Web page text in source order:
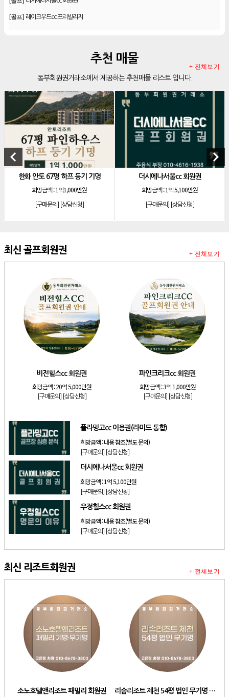
[골프]
[골프]
리솜리조트 제천 54평 법인 무기명 회원제
안토리조트 130평 개인 무기명
[리조트]한화 안토 77평 등기 기명
[리조트]한화 안토 67평 하프 등기 기명
[리조트]한화리조트 스위트 회원제 무기명
[리조트]
소노호텔앤리조트 로얄 회원제 기명
소노호텔앤리조트 로얄 회원제 기명
[리조트]소노호텔앤리조트 골드 등기 기명
소노호텔앤리조트 스위트 등기 기명
소노호텔앤리조트 이그제큐티브 무기명 회원제
[골프] 아시아나cc 회원권
발리오스cc 회원권 종류
소노호텔앤리조트 패밀리 등기 무기명
파인크리크cc 회원권
소노호텔앤리조트 패밀리 회원권
추천 매물
동부회원권거래소에서 제공하는 추천매물 리스트 입니다.
+ 전체보기
keyboard_arrow_left
한화 안토 67평 하프 등기 기명
희망금액 :1억1,000만원
[구매문의][상담신청]
더시에나서울cc 회원권
희망금액 :1억 5,100만원
[구매문의][상담신청]
keyboard_arrow_right
최신 골프회원권
비전힐스cc 회원권
희망금액 :20억 5,000만원
[구매문의] [상담신청]
파인크리크cc 회원권
희망금액 :3억 1,000만원
[구매문의] [상담신청]
플라밍고cc 이용권(라미드 통합)
희망금액 :내용 참조(별도 문의)
[구매문의] [상담신청]
더시에나서울cc 회원권
희망금액 :1억 5,100만원
[구매문의] [상담신청]
우정힐스cc 회원권
희망금액 :내용 참조(별도 문의)
[구매문의] [상담신청]
+ 전체보기
최신 리조트회원권
소노호텔앤리조트 패밀리 회원권 리솜리조트 제천 54평 법인 무기명 회원제
+ 전체보기